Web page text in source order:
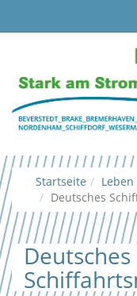
Startseite
Deutsches
Deutsches